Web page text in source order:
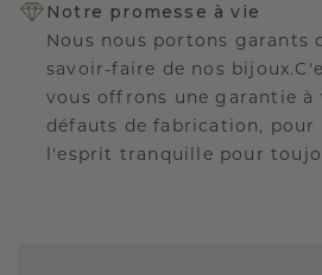
Notre promesse à vie
Nous nous portons garants
savoir-faire de nos
vous offrons une garantie à
défauts de fabrication, pour
l'esprit tranquille pour